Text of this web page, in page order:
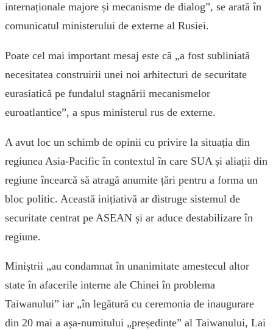
internaționale majore și mecanisme de dialog”, se arată în
comunicatul ministerului de externe al Rusiei.
Poate cel mai important mesaj este că „a fost subliniată
necesitatea construirii unei noi arhitecturi de securitate
eurasiatică pe fundalul stagnării mecanismelor
euroatlantice”, a spus ministerul rus de externe.
A avut loc un schimb de opinii cu privire la situația din
regiunea Asia-Pacific în contextul în care SUA și aliații din
regiune încearcă să atragă anumite țări pentru a forma un
bloc politic. Această inițiativă ar distruge sistemul de
securitate centrat pe ASEAN și ar aduce destabilizare în
regiune.
Miniștrii „au condamnat în unanimitate amestecul altor
state în afacerile interne ale Chinei în problema
Taiwanului” iar „în legătură cu ceremonia de inaugurare
din 20 mai a așa-numitului „președinte” al Taiwanului, Lai